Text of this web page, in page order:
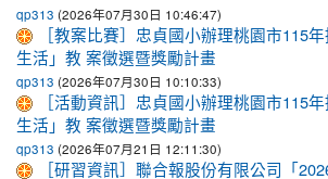
qp313 (2026年07月30日 10:46:47)
［教案比賽］忠貞國小辦理桃園市115
生活」教 案徵選暨獎勵計畫
qp313 (2026年07月30日 10:10:33)
［活動資訊］忠貞國小辦理桃園市115
生活」教 案徵選暨獎勵計畫
qp313 (2026年07月21日 12:11:30)
［研習資訊］聯合報股份有限公司「